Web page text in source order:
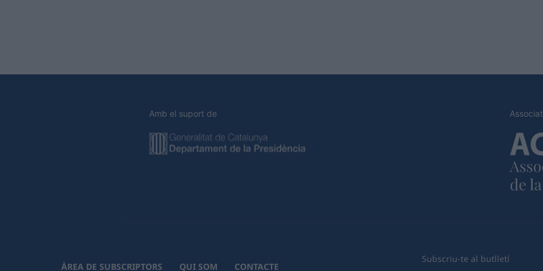
Amb el suport de
ÀREA DE SUBSCRIPTORS QUI SOM CONTACTE
Subscriu-te al butlletí